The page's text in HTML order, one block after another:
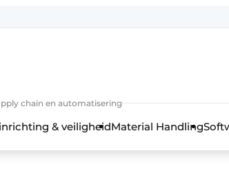
chain en automatisering
& veiligheidMaterial Handling